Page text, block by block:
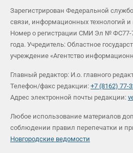
Зарегистрирован Федеральной
связи, информационных технологий
Номер о регистрации СМИ Эл № ФС77-
года. Учредитель: Областное
учреждение «Агентство
Главный редактор: И.о. главного
Телефон/факс редакции: +7 (8162) 77-
Адрес электронной почты редакции:
Любое использование материалов
соблюдении правил перепечатки и
Новгородские ведомости